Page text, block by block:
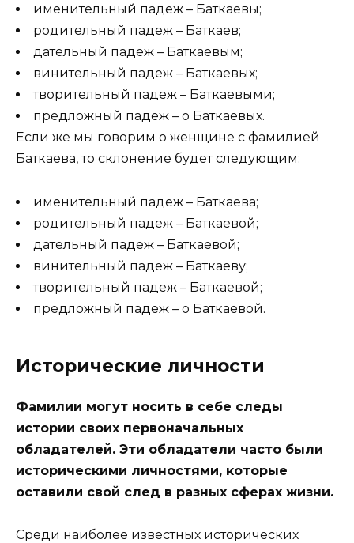
именительный падеж – Баткаевы;
родительный падеж – Баткаев;
дательный падеж – Баткаевым;
винительный падеж – Баткаевых;
творительный падеж – Баткаевыми;
предложный падеж – о Баткаевых.
Если же мы говорим о женщине с фамилией
Баткаева, то склонение будет следующим:
именительный падеж – Баткаева;
родительный падеж – Баткаевой;
дательный падеж – Баткаевой;
винительный падеж – Баткаеву;
творительный падеж – Баткаевой;
предложный падеж – о Баткаевой.
Исторические личности
Фамилии могут носить в себе следы
истории своих первоначальных
обладателей. Эти обладатели часто были
историческими личностями, которые
оставили свой след в разных сферах жизни.
Среди наиболее известных исторических